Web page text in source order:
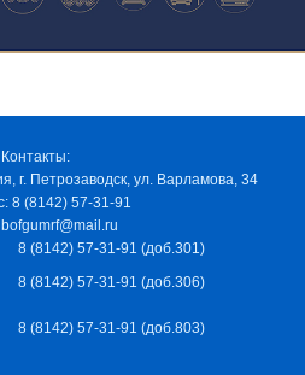
Контакты:
г. Петрозаводск, ул. Варламова, 34
8 (8142) 57-31-91
8 (8142) 57-31-91 (доб.301)
8 (8142) 57-31-91 (доб.306)
8 (8142) 57-31-91 (доб.803)